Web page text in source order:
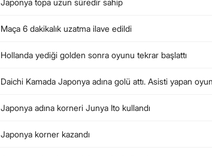
Japonya topa uzun süredir sahip
Maça 6 dakikalık uzatma ilave edildi
Hollanda yediği golden sonra oyunu tekrar başlattı
Daichi Kamada Japonya adına golü attı. Asisti yapan
Japonya adına korneri Junya Ito kullandı
Japonya korner kazandı